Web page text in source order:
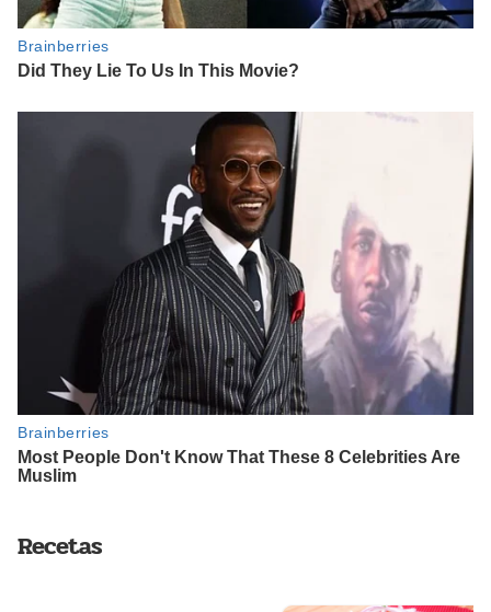
Recetas